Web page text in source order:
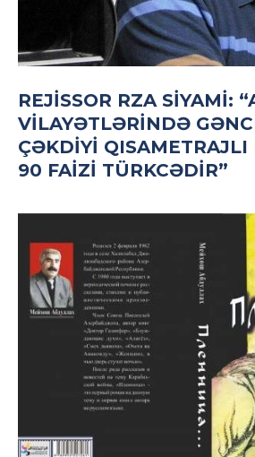
REJISSOR RZA SIYAMI:
VILAYƏTLƏRINDƏ
ÇƏKDIYI
90 FAIZI TÜRKCƏDIR”